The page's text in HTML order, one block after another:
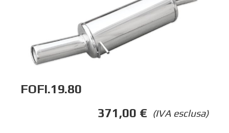
FOFI.19.80
(IVA esclusa)
371,00 €